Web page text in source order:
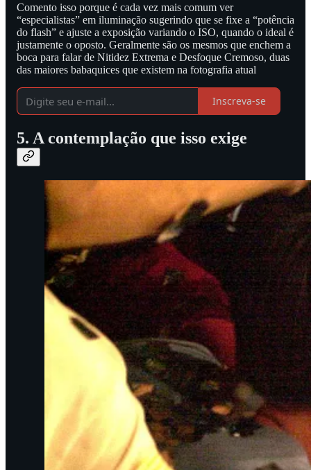
Comento isso porque é cada vez mais comum ver
“especialistas” em iluminação sugerindo que se fixe a “potência
do flash” e ajuste a exposição variando o ISO, quando o ideal é
justamente o oposto. Geralmente são os mesmos que enchem a
boca para falar de Nitidez Extrema e Desfoque Cremoso, duas
das maiores babaquices que existem na fotografia atual
Inscreva-se
5. A contemplação que isso exige